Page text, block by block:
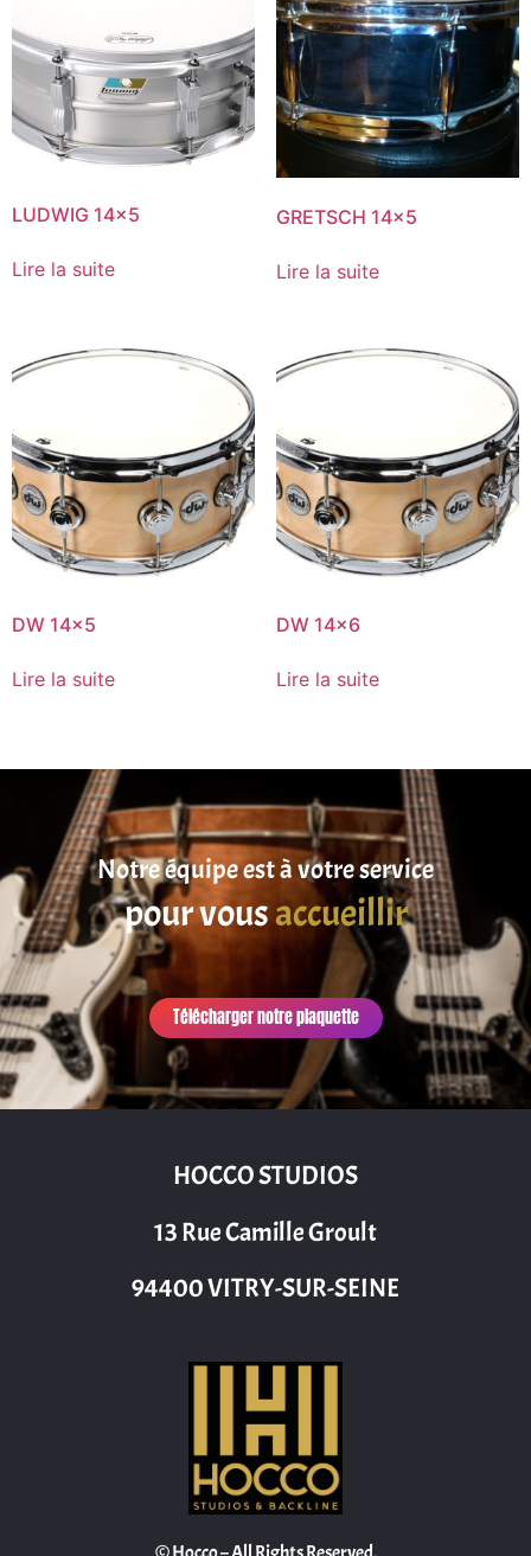
LUDWIG 14×5
Lire la suite
GRETSCH 14×5
Lire la suite
DW 14×5
Lire la suite
DW 14×6
Lire la suite
Notre équipe est à votre service
pour vousaccueillir
Télécharger notre plaquette
HOCCO STUDIOS
13 Rue Camille Groult
94400 VITRY-SUR-SEINE